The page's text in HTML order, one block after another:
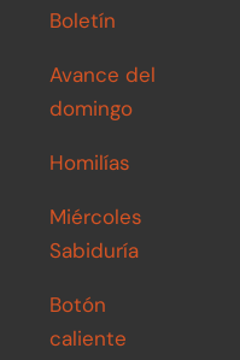
Boletín
Avance del
domingo
Homilías
Miércoles
Sabiduría
Botón
caliente